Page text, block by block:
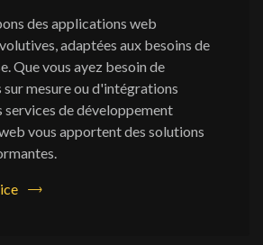
des applications web
adaptées aux besoins de
Que vous ayez besoin de
mesure ou d'intégrations
services de développement
vous apportent des solutions